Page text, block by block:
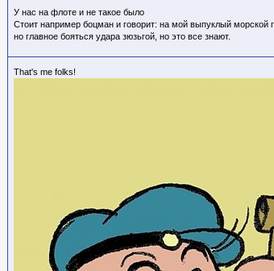
У нас на флоте и не такое было
Стоит например боцман и говорит: на мой выпуклый морской
но главное бояться удара зюзьгой, но это все знают.
That's me folks!